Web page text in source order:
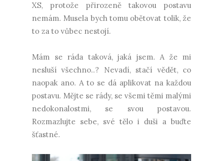
XS, protože přirozeně takovou postavu
nemám. Musela bych tomu obětovat tolik, že
to za to vůbec nestojí.
Mám se ráda taková, jaká jsem. A že mi
nesluší všechno..? Nevadí, stačí vědět, co
naopak ano. A to se dá aplikovat na každou
postavu. Mějte se rády, se všemi těmi malými
nedokonalostmi, se svou postavou.
Rozmazlujte sebe, své tělo i duši a buďte
šťastné.